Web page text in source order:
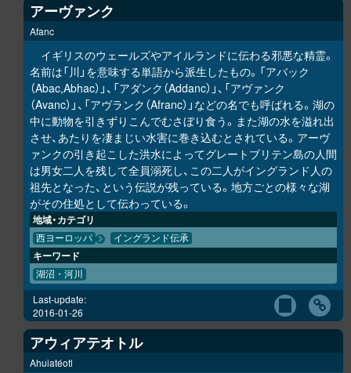
アーヴァンク
Afanc
イギリスのウェールズやアイルランドに伝わる邪悪な精霊。
名前は「川」を意味する単語から派生したもの。「アバック
（Abac,Abhac）」、「アダンク（Addanc）」、「アヴァンク
（Avanc）」、「アヴランク（Afranc）」などの名でも呼ばれる。湖の
中に動物を引きずりこんでむさぼり食う。また湖の水を溢れ出
させ、あたりを凄まじい水害に巻き込むとされている。アーヴ
ァンクの引き起こした洪水によってグレートブリテン島の人間
は男女二人を残して全員溺死し、この二人がイングランド人の
祖先となった、という伝説が残っている。地方ごとの様々な湖
がその住処として伝わっている。
地域・カテゴリ
西ヨーロッパ イングランド伝承
キーワード
湖沼・河川
Last-update:
2016-01-26
アウィアテオトル
Ahuiatéotl